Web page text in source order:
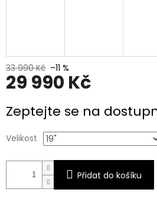
33 990 Kč –11 %
29 990 Kč
cena:
Zeptejte se na
Velikost
Přidat do košíku